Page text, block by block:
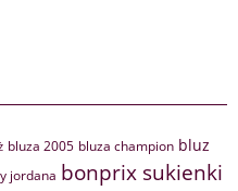
bluza 2005 bluza champion bluz
jordana bonprix sukienki